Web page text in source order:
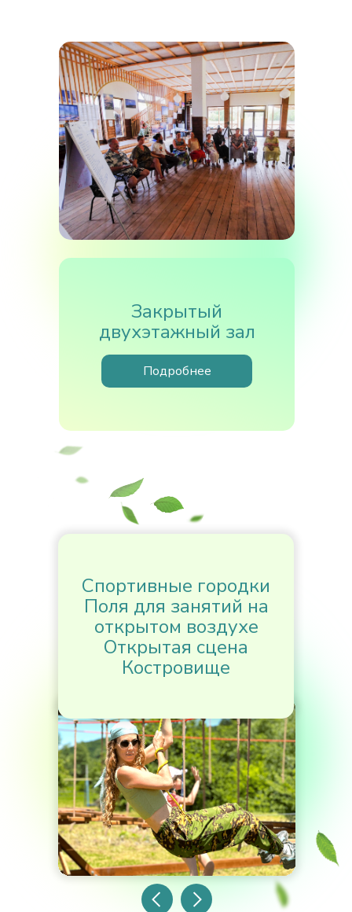
Закрытый
двухэтажный зал
Подробнее
Спортивные городки
Поля для занятий на
открытом воздухе
Открытая сцена
Костровище